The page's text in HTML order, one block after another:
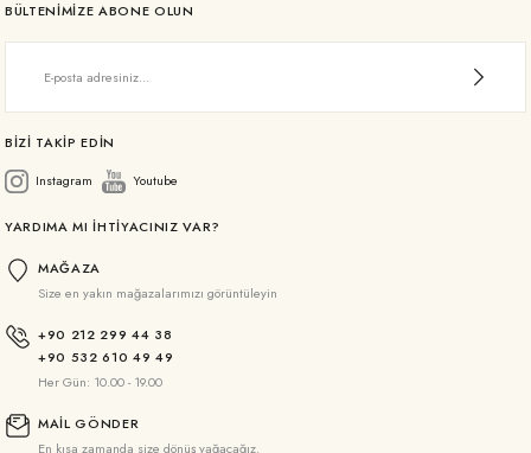
BÜLTENİMİZE ABONE OLUN
BİZİ TAKİP EDİN
Instagram
Youtube
YARDIMA MI İHTİYACINIZ VAR?
MAĞAZA
Size en yakın mağazalarımızı görüntüleyin
+90 212 299 44 38
+90 532 610 49 49
Her Gün: 10.00 - 19.00
MAİL GÖNDER
En kısa zamanda size dönüş yağacağız.